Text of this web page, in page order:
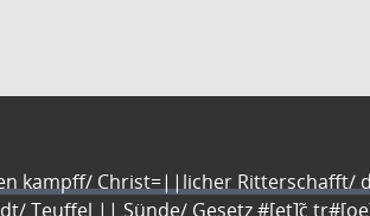
kampff/ Christ=||licher Ritterschafft/
Teuffel || Sünde/ Gesetz #[et]c̃